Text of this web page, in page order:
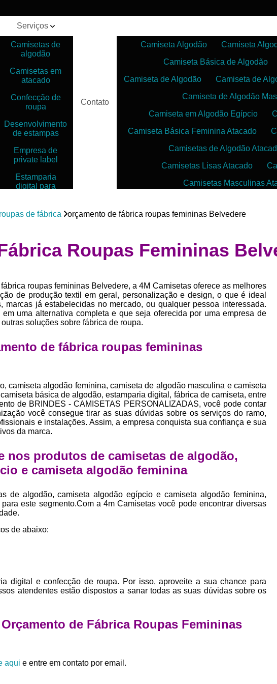
Serviços
Camisetas de
algodão
Camisetas em
atacado
Confecção de
roupa
Desenvolvimento
de estampas
Empresa de
private label
Estamparia
digital para
Estamparias
camiseta
Private label
para roupas
Private labels
Sublimação
Contato
Camiseta Algodão Camiseta
Camiseta Básica de Algodão
Camiseta de Algodão
Camiseta de
Camiseta de Algodão
Camiseta em Algodão Egípcio
Camiseta Básica Feminina Atacado
Camisetas de Algodão
Camisetas Lisas Atacado
Camisetas Masculinas
Camisetas para Sublimação
Confecção de Roupas
Confecção Roupas Fitness
Desenvolvimento de Coleção de
Desenvolvimento de Estampa Exclusiva
Desenvolvimento
Desenvolvimento de
Desenvolvimento de
Desenvolvimento
Desenvolvimento de Estampas
Desenvolvimento Estampa de
Empresa Private Label
Private
Private Label para Pequenas
Private Label Roupas
Private Label Roupas
Estamparia Digital em Camisetas
Estamparia Impressão Digital
roupas de fábrica orçamento de fábrica roupas femininas Belvedere
Roupas Femininas
roupas femininas Belvedere, a 4M Camisetas oferece as melhores
de produção textil em geral, personalização e design, o que é ideal
marcas já estabelecidas no mercado, ou qualquer pessoa interessada.
uma alternativa completa e que seja oferecida por uma empresa de
soluções sobre fábrica de roupa.
de fábrica roupas femininas
camiseta algodão feminina, camiseta de algodão masculina e camiseta
básica de algodão, estamparia digital, fábrica de camiseta, entre
de BRINDES - CAMISETAS PERSONALIZADAS, você pode contar
você consegue tirar as suas dúvidas sobre os serviços do ramo,
e instalações. Assim, a empresa conquista sua confiança e sua
da marca.
nos produtos de camisetas de algodão,
e camiseta algodão feminina
de algodão, camiseta algodão egípcio e camiseta algodão feminina,
este segmento.Com a 4m Camisetas você pode encontrar diversas
de abaixo:
digital e confecção de roupa. Por isso, aproveite a sua chance para
atendentes estão dispostos a sanar todas as suas dúvidas sobre os
de Fábrica Roupas Femininas
aqui e entre em contato por email.